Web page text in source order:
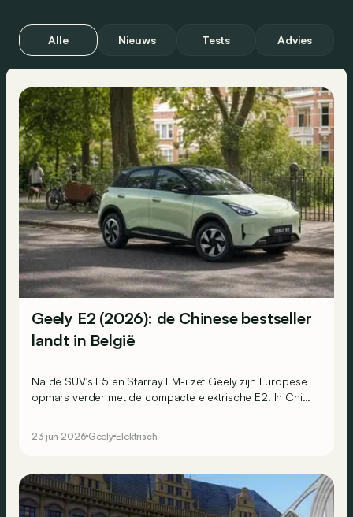
Alle Nieuws Tests Advies
Geely E2 (2026): de Chinese bestseller
landt in België
Na de SUV's E5 en Starray EM-i zet Geely zijn Europese
opmars verder met de compacte elektrische E2. In China
23 jun 2026 Geely Elektrisch